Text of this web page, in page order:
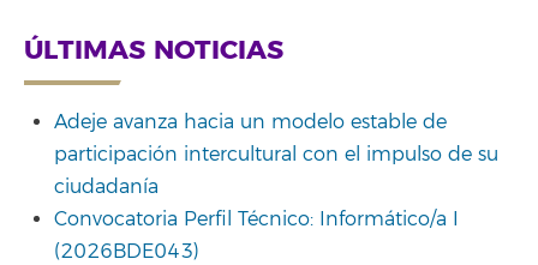
ÚLTIMAS NOTICIAS
Adeje avanza hacia un modelo estable de
participación intercultural con el impulso de su
ciudadanía
Convocatoria Perfil Técnico: Informático/a I
(2026BDE043)